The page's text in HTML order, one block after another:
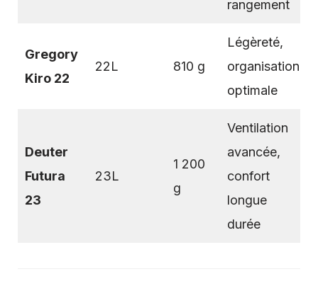
rangement
Gregory
Kiro 22
22L 810 g
Légèreté,
organisation
optimale
Deuter
Futura
23
23L
1 200
g
Ventilation
avancée,
confort
longue
durée